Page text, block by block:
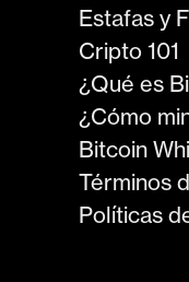
Estafas y
Cripto 101
¿Qué es
¿Cómo
Bitcoin
Términos
Políticas